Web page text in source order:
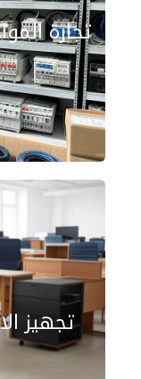
تجارة
تجهيز